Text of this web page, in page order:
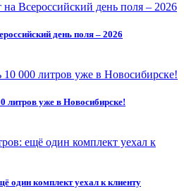
день поля – 2026
литров уже в Новосибирске!
один комплект уехал к клиенту